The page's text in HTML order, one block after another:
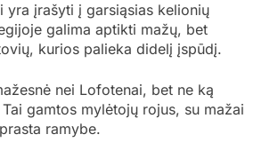
yra įrašyti į garsiąsias kelionių
galima aptikti mažų, bet
kurios palieka didelį įspūdį.
nei Lofotenai, bet ne ką
gamtos mylėtojų rojus, su mažai
ramybe.